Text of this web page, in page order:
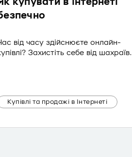
від часу здійснюєте онлайн-
Захистіть себе від шахраїв.
Купівлі та продажі в Інтернеті